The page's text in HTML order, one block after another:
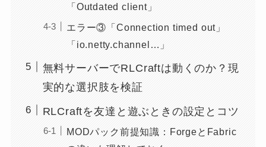
「Outdated client」
エラー③「Connection timed out」
「io.netty.channel…」
無料サーバーでRLCraftは動くのか？現
実的な選択肢を検証
RLCraftを友達と遊ぶときの設定とコツ
MODパック前提知識：ForgeとFabric